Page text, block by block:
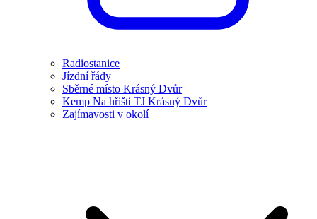
Radiostanice
Jízdní řády
Sběrné místo Krásný Dvůr
Kemp Na hřišti TJ Krásný Dvůr
Zajímavosti v okolí